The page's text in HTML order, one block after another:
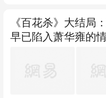
《百花杀》大结局
早已陷入萧华雍的